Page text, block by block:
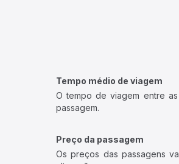
Tempo médio de viagem
O tempo de viagem entre
passagem.
Preço da passagem
Os preços das passagens